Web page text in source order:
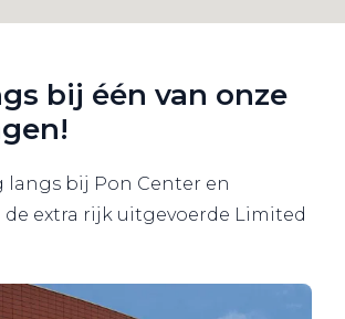
bij één van onze
langs bij Pon Center en
de extra rijk uitgevoerde Limited